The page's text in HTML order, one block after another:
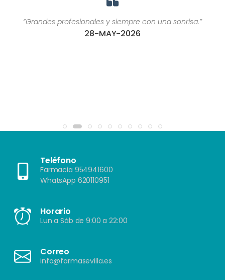
“Grandes profesionales y siempre con una sonrisa.”
28-MAY-2026
Teléfono
Farmacia 954941600
WhatsApp 620110951
Horario
Lun a Sáb de 9:00 a 22:00
Correo
info@farmasevilla.es